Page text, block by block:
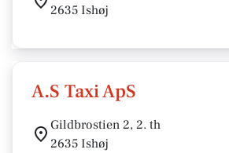
2635 Ishøj
A.S Taxi ApS
Gildbrostien 2, 2. th
2635 Ishøj